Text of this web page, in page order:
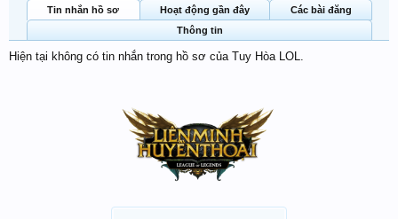
Tin nhắn hồ sơ Hoạt động gần đây
Các bài đăng
Thông tin
Hiện tại không có tin nhắn trong hồ sơ của Tuy Hòa LOL.